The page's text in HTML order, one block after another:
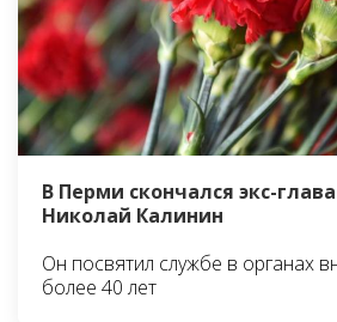
В Перми скончался экс-
Николай Калинин
Он посвятил службе в органах
более 40 лет